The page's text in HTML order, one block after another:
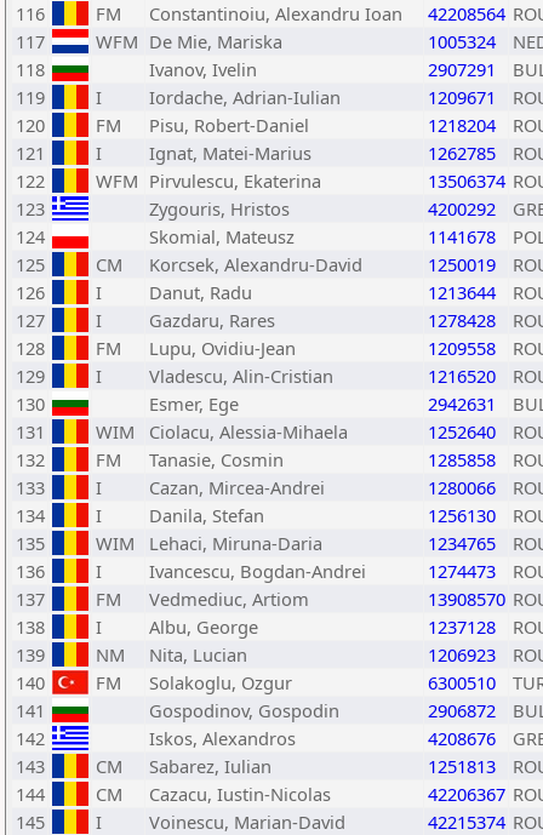
116
FM Constantinoiu, Alexandru Ioan 42208564
117
WFM De Mie, Mariska 1005324
118
Ivanov, Ivelin 2907291
119
I Iordache, Adrian-Iulian 1209671
120
FM Pisu, Robert-Daniel 1218204
121
I Ignat, Matei-Marius 1262785
122
WFM Pirvulescu, Ekaterina 13506374
123
Zygouris, Hristos 4200292
124
Skomial, Mateusz 1141678
125
CM Korcsek, Alexandru-David 1250019
126
I Danut, Radu 1213644
127
I Gazdaru, Rares 1278428
128
FM Lupu, Ovidiu-Jean 1209558
129
I Vladescu, Alin-Cristian 1216520
130
Esmer, Ege 2942631
131
WIM Ciolacu, Alessia-Mihaela 1252640
132
FM Tanasie, Cosmin 1285858
133
I Cazan, Mircea-Andrei 1280066
134
I Danila, Stefan 1256130
135
WIM Lehaci, Miruna-Daria 1234765
136
I Ivancescu, Bogdan-Andrei 1274473
137
FM Vedmediuc, Artiom 13908570
138
I Albu, George 1237128
139
NM Nita, Lucian 1206923
140
FM Solakoglu, Ozgur 6300510
141
Gospodinov, Gospodin 2906872
142
Iskos, Alexandros 4208676
143
CM Sabarez, Iulian 1251813
144
CM Cazacu, Iustin-Nicolas 42206367
145
I Voinescu, Marian-David 42215374